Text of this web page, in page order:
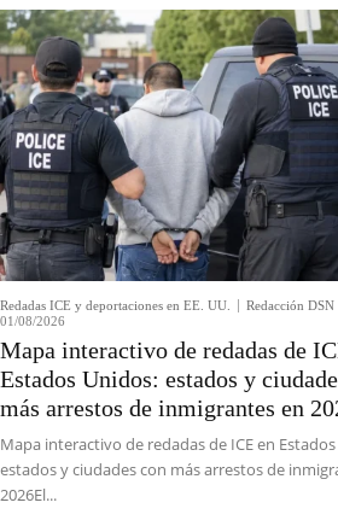
Redadas ICE y deportaciones en EE. UU. Redacción DSN
01/08/2026
Mapa interactivo de redadas de
Estados Unidos: estados y
más arrestos de inmigrantes en
Mapa interactivo de redadas de ICE en
estados y ciudades con más arrestos de
2026El...